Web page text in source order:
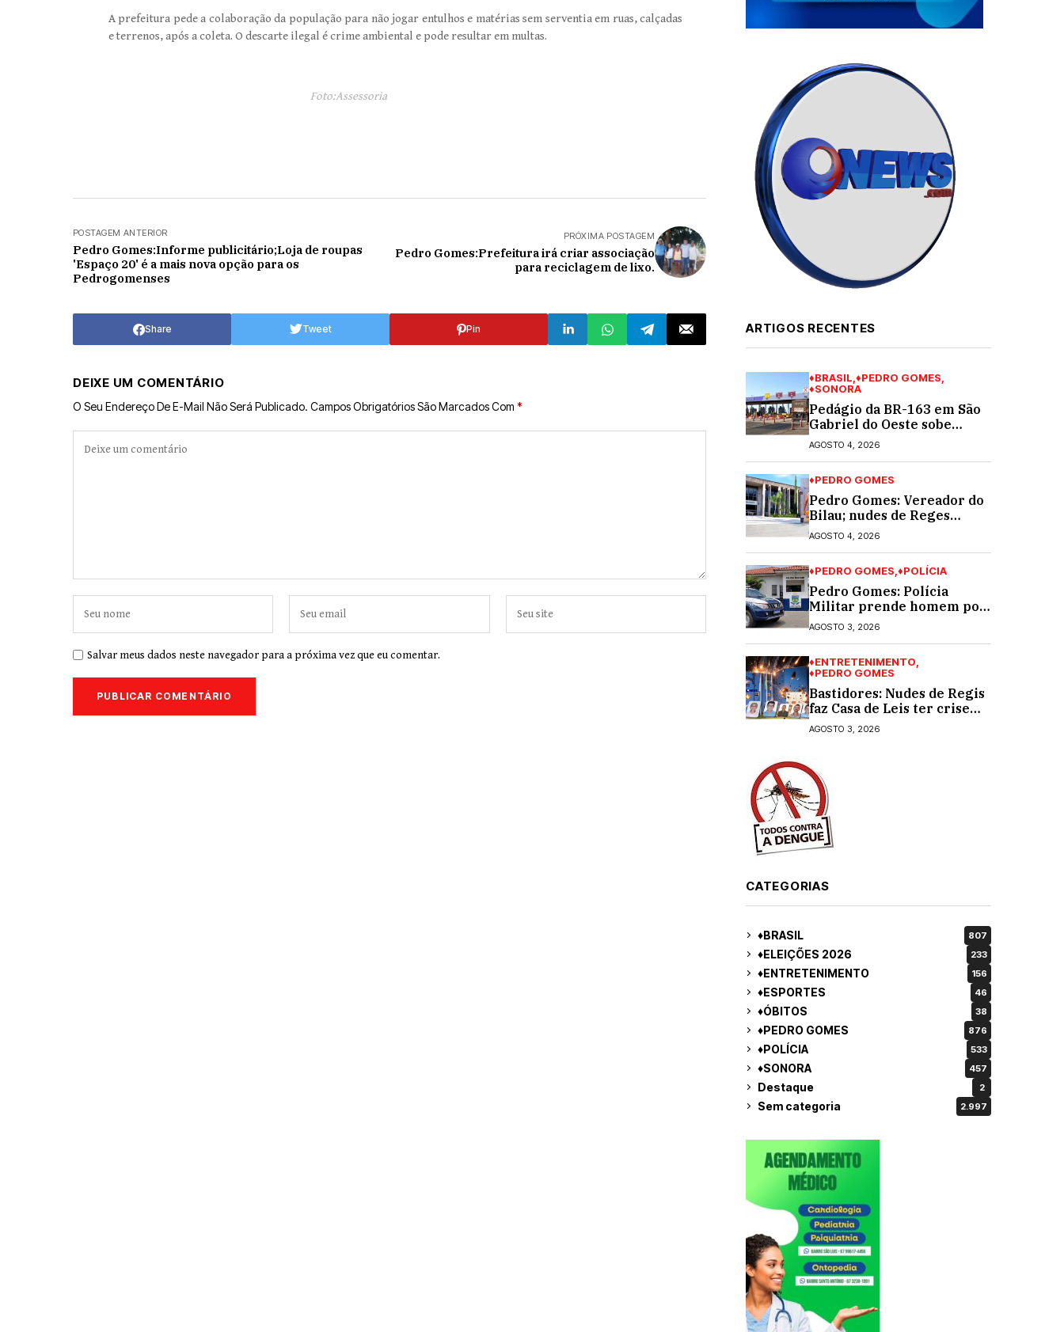
A prefeitura pede a colaboração da população para não jogar entulhos e matérias sem serventia em ruas, calçadas
e terrenos, após a coleta. O descarte ilegal é crime ambiental e pode resultar em multas.
Foto:Assessoria
POSTAGEM ANTERIOR
Pedro Gomes:Informe publicitário;Loja de roupas
'Espaço 20' é a mais nova opção para os
Pedrogomenses
PRÓXIMA POSTAGEM
Pedro Gomes:Prefeitura irá criar associação
para reciclagem de lixo.
Share Tweet Pin
DEIXE UM COMENTÁRIO
O Seu Endereço De E-Mail Não Será Publicado. Campos Obrigatórios São Marcados Com *
Salvar meus dados neste navegador para a próxima vez que eu comentar.
ARTIGOS RECENTES
♦BRASIL ♦PEDRO GOMES
♦SONORA
Pedágio da BR-163 em São
Gabriel do Oeste sobe
40,53% e passa a custar R$
10,70 a partir desta quarta-
AGOSTO 4, 2026
♦PEDRO GOMES
Pedro Gomes: Vereador do
Bilau; nudes de Reges
circula na Assembleia
Legislativa de MS e
AGOSTO 4, 2026
♦PEDRO GOMES ♦POLÍCIA
Pedro Gomes: Polícia
Militar prende homem por
violência doméstica; dois
socos na cara dela
AGOSTO 3, 2026
♦ENTRETENIMENTO
♦PEDRO GOMES
Bastidores: Nudes de Regis
faz Casa de Leis ter crise
moral e ética. Respinga em
todos os vereadores e
AGOSTO 3, 2026
CATEGORIAS
♦BRASIL 807
♦ELEIÇÕES 2026 233
♦ENTRETENIMENTO 156
♦ESPORTES 46
♦ÓBITOS 38
♦PEDRO GOMES 876
♦POLÍCIA 533
♦SONORA 457
Destaque 2
Sem categoria 2.997